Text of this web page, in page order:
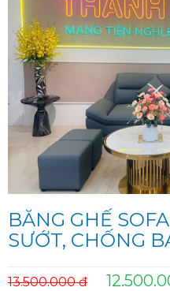
BĂNG GHẾ
SƯỚT, CHỐNG
13.500.000 đ